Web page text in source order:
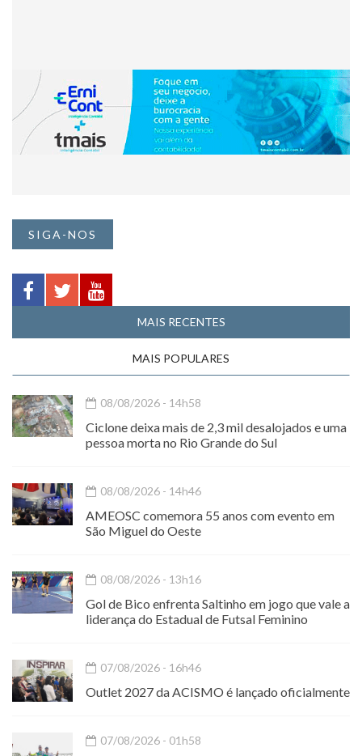
SIGA-NOS
MAIS RECENTES
MAIS POPULARES
08/08/2026 - 14h58
Ciclone deixa mais de 2,3 mil desalojados e uma
pessoa morta no Rio Grande do Sul
08/08/2026 - 14h46
AMEOSC comemora 55 anos com evento em
São Miguel do Oeste
08/08/2026 - 13h16
Gol de Bico enfrenta Saltinho em jogo que vale a
liderança do Estadual de Futsal Feminino
07/08/2026 - 16h46
Outlet 2027 da ACISMO é lançado oficialmente
07/08/2026 - 01h58